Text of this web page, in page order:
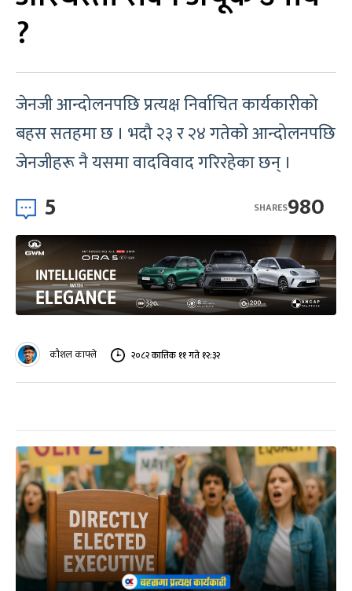
?
जेनजी आन्दोलनपछि प्रत्यक्ष निर्वाचित कार्यकारीको
बहस सतहमा छ । भदौ २३ र २४ गतेको आन्दोलनपछि
जेनजीहरू नै यसमा वादविवाद गरिरहेका छन् ।
5 980
SHARES
कौशल काफ्ले २०८२ कात्तिक ११ गते १२:३२